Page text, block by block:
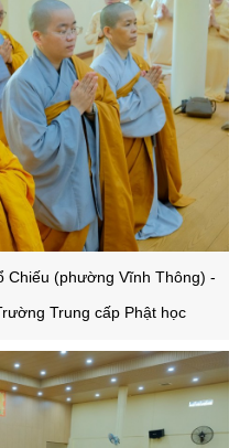
Chiếu (phường Vĩnh Thông) -
Trung cấp Phật học